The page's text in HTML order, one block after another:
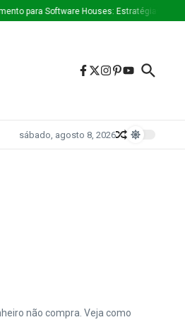
para Software Houses: Estratégias Que
sábado, agosto 8, 2026
não compra. Veja como